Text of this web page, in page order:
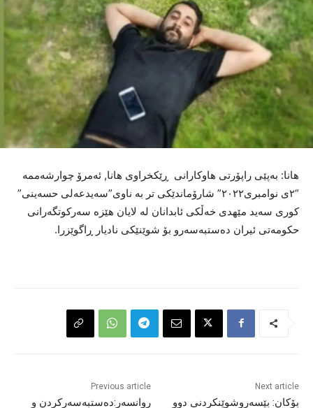
هانا: بەپێی راپۆرتی هاوکارانی ڕێکخراوی هانا, ئەمرۆ چوارشەممە
“۲ی نوامبری۲۰۲۲” شارۆماندێکی تر بە ناوی”سەیدعەلی حسەینی”
کوری سەید مێهدی خەڵکی ئابدانان لە لایان هێزە سەرکوتگەرانی
حکومەتی ئیران دەستبەسەرو بۆ شوێنێکی نادیار ڕاگوێزرا.
Previous article
روانسەر:دەستبەسەرکردن و
Next article
بۆکان: بێسەروشوێنکردنی دوو